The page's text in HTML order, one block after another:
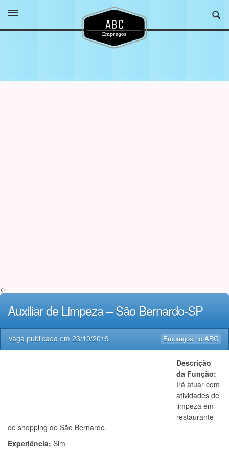
<>
Auxiliar de Limpeza – São Bernardo-SP
Empregos no ABC
Vaga publicada em 23/10/2019.
Descrição
da Função:
Irá atuar com
atividades de
limpeza em
restaurante
de shopping de São Bernardo.
Experiência: Sim